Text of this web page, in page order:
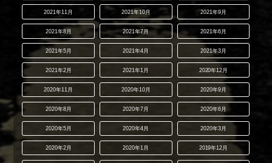
2021年11月 2021年10月 2021年9月
2021年8月 2021年7月 2021年6月
2021年5月 2021年4月 2021年3月
2021年2月 2021年1月 2020年12月
2020年11月 2020年10月 2020年9月
2020年8月 2020年7月 2020年6月
2020年5月 2020年4月 2020年3月
2020年2月 2020年1月 2019年12月